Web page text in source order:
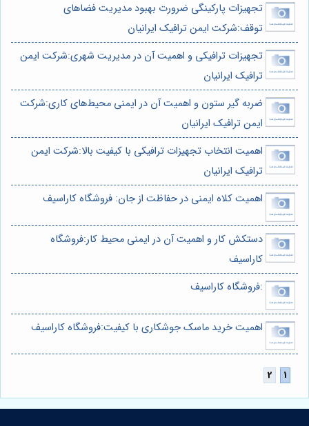
تجهیزات پارکینگی ضرورت بهبود مدیریت فضاهای
توقف:شرکت ایمن ترافیک ایرانیان
تجهیزات ترافیکی و اهمیت آن در مدیریت شهری:شرکت ایمن
ترافیک ایرانیان
ضربه گیر ستون و اهمیت آن در ایمنی محیط‌های کاری:شرکت
ایمن ترافیک ایرانیان
اهمیت انتخاب تجهیزات ترافیکی با کیفیت بالا:شرکت ایمن
ترافیک ایرانیان
اهمیت کلاه ایمنی در حفاظت از جان: فروشگاه کاراسیف
دستکش کار و اهمیت آن در ایمنی محیط کار:فروشگاه
کاراسیف
:فروشگاه کاراسیف
اهمیت خرید ماسک جوشکاری با کیفیت:فروشگاه کاراسیف